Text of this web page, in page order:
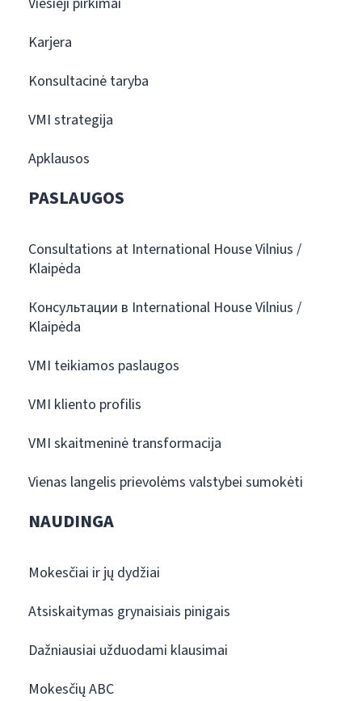
Karjera
Konsultacinė taryba
VMI strategija
Apklausos
PASLAUGOS
Consultations at International House Vilnius /
Klaipėda
Консультации в International House Vilnius /
Klaipėda
VMI teikiamos paslaugos
VMI kliento profilis
VMI skaitmeninė transformacija
Vienas langelis prievolėms valstybei sumokėti
NAUDINGA
Mokesčiai ir jų dydžiai
Atsiskaitymas grynaisiais pinigais
Dažniausiai užduodami klausimai
Mokesčių ABC